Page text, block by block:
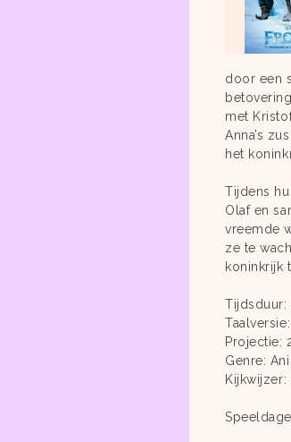
door een
met
Anna’s
het
Tijdens
Olaf en
vreemde
ze te
koninkrijk
Tijdsduur:
Projectie:
Genre: